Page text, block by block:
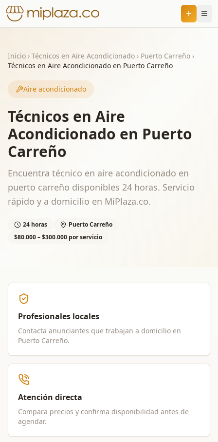
Inicio › Técnicos en Aire Acondicionado › Puerto Carreño ›
Técnicos en Aire Acondicionado en Puerto Carreño
Aire acondicionado
Técnicos en Aire
Acondicionado en Puerto
Carreño
Encuentra técnico en aire acondicionado en
puerto carreño disponibles 24 horas. Servicio
rápido y a domicilio en MiPlaza.co.
24 horas
Puerto Carreño
$80.000 – $300.000 por servicio
Profesionales locales
Contacta anunciantes que trabajan a domicilio en
Puerto Carreño.
Atención directa
Compara precios y confirma disponibilidad antes de
agendar.